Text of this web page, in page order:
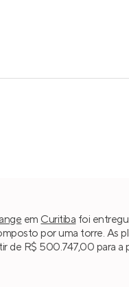
em Curitiba foi
por uma torre. As
de R$ 500.747,00 para a